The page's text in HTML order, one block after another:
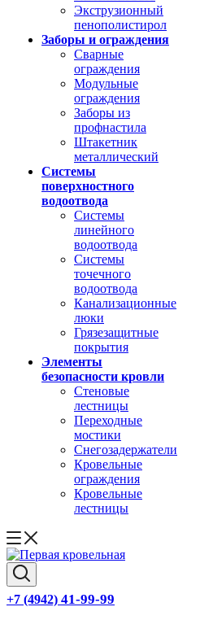
Экструзионный
пенополистирол
Заборы и ограждения
Сварные
ограждения
Модульные
ограждения
Заборы из
профнастила
Штакетник
металлический
Системы
поверхностного
водоотвода
Системы
линейного
водоотвода
Системы
точечного
водоотвода
Канализационные
люки
Грязезащитные
покрытия
Элементы
безопасности кровли
Стеновые
лестницы
Переходные
мостики
Снегозадержатели
Кровельные
ограждения
Кровельные
лестницы
+7 (4942) 41-99-99